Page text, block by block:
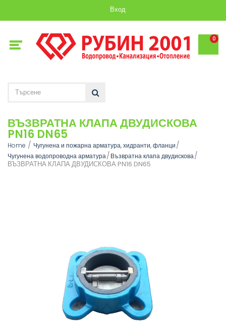
Вход
0
ВЪЗВРАТНА КЛАПА ДВУДИСКОВА
PN16 DN65
Home
Чугунена и пожарна арматура, хидранти, фланци
Чугунена водопроводна арматура Възвратна клапа двудискова
ВЪЗВРАТНА КЛАПА ДВУДИСКОВА PN16 DN65